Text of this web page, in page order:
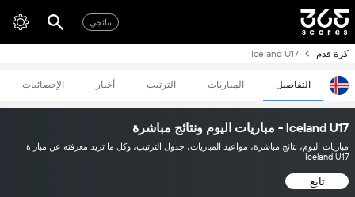
نتائجي
كرة قدم Iceland U17
التفاصيل المباريات الترتيب أخبار الإحصائيات
Iceland U17 - مباريات اليوم ونتائج مباشرة
مباريات اليوم، نتائج مباشرة، مواعيد المباريات، جدول الترتيب، وكل ما تريد معرفته عن مباراة
Iceland U17
تابع